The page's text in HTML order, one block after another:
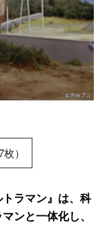
）
ラマン』は、科
ンと一体化し、